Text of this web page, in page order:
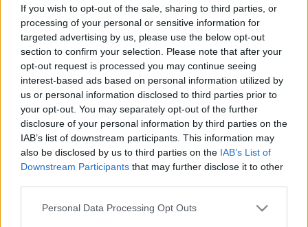
If you wish to opt-out of the sale, sharing to third parties, or
processing of your personal or sensitive information for
targeted advertising by us, please use the below opt-out
section to confirm your selection. Please note that after your
opt-out request is processed you may continue seeing
interest-based ads based on personal information utilized by
us or personal information disclosed to third parties prior to
your opt-out. You may separately opt-out of the further
disclosure of your personal information by third parties on the
IAB’s list of downstream participants. This information may
also be disclosed by us to third parties on the IAB’s List of
Downstream Participants that may further disclose it to other
Please note that this website/app uses one or more Google
Personal Data Processing Opt Outs
Nem volt könnyű dolguk, a végeredmény viszont
szépen szemlélteti a régi és az új technológiák
együttes használata adta lehetőségeket.3D
nyomtatással nem szoktak kereteket létrehozni!
Az egész kert kizárólag a talajból és fából készült
tárgyak felhasználásával jött létre, csak kézi
szerszámokkal dolgoztak. A kivitelezők a jövő
fenntarthatóbb kertépítészetét igyekeztek
A koncepció különféle környezetekben és éghajlati